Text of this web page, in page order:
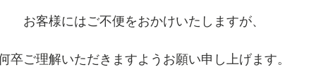
お客様にはご不便をおかけいたしますが、
卒ご理解いただきますようお願い申し上げます。